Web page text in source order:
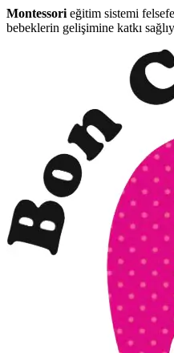
Montessori eğitim sistemi
bebeklerin gelişimine katkı